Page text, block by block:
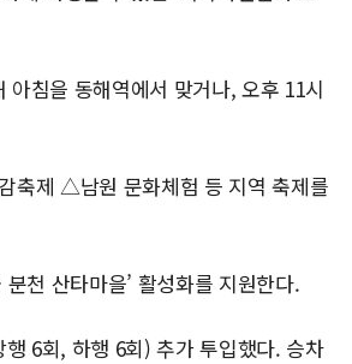
침을 동해역에서 맞거나, 오후 11시
축제 △남원 문화체험 등 지역 축제를
천 산타마을’ 활성화를 지원한다.
6회, 하행 6회) 추가 투입했다. 승차